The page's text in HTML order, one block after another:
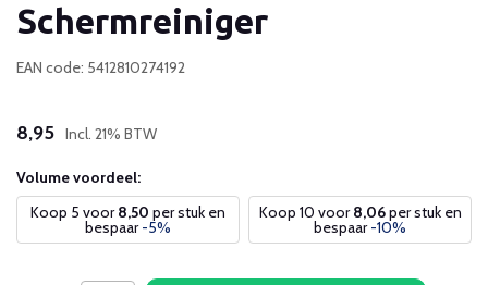
Schermreiniger
EAN code: 5412810274192
8,95 Incl. 21% BTW
Volume voordeel:
Koop 5 voor8,50 per stuk en
bespaar-5%
Koop 10 voor8,06per stuk en
bespaar-10%